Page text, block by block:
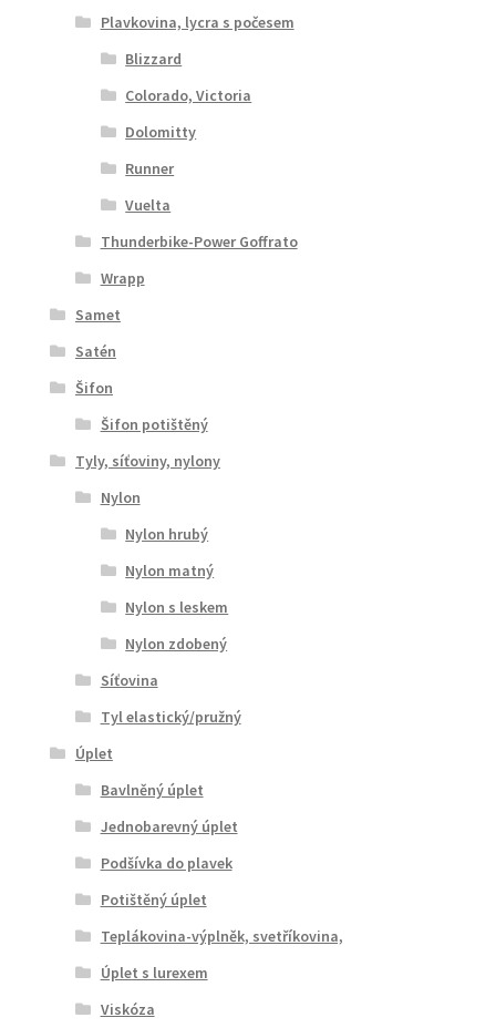
Plavkovina, lycra s počesem
Blizzard
Colorado, Victoria
Dolomitty
Runner
Vuelta
Thunderbike-Power Goffrato
Wrapp
Samet
Satén
Šifon
Šifon potištěný
Tyly, síťoviny, nylony
Nylon
Nylon hrubý
Nylon matný
Nylon s leskem
Nylon zdobený
Síťovina
Tyl elastický/pružný
Úplet
Bavlněný úplet
Jednobarevný úplet
Podšívka do plavek
Potištěný úplet
Teplákovina-výplněk, svetříkovina,
Úplet s lurexem
Viskóza